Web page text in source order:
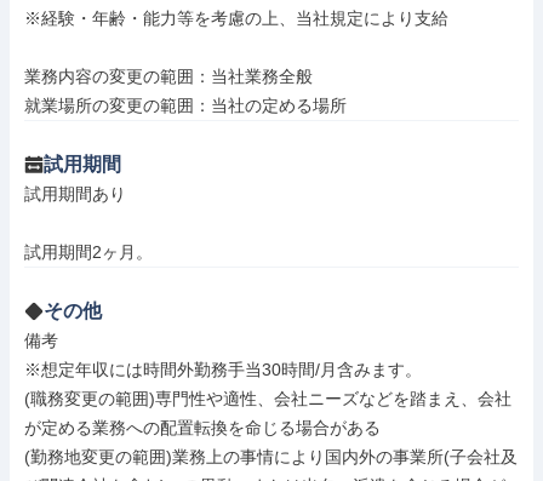
※経験・年齢・能力等を考慮の上、当社規定により支給
業務内容の変更の範囲：当社業務全般
就業場所の変更の範囲：当社の定める場所
試用期間
試用期間あり
試用期間2ヶ月。
その他
備考
※想定年収には時間外勤務手当30時間/月含みます。
(職務変更の範囲)専門性や適性、会社ニーズなどを踏まえ、会社
が定める業務への配置転換を命じる場合がある
(勤務地変更の範囲)業務上の事情により国内外の事業所(子会社及